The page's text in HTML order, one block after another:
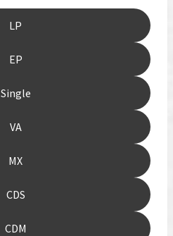
LP
EP
Single
VA
MX
CDS
CDM